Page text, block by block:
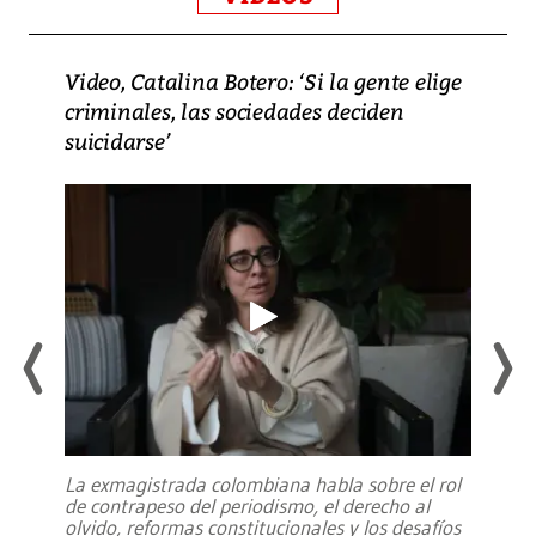
Video, Catalina Botero: ‘Si la gente elige
criminales, las sociedades deciden
suicidarse’
La exmagistrada colombiana habla sobre el rol
de contrapeso del periodismo, el derecho al
olvido, reformas constitucionales y los desafíos